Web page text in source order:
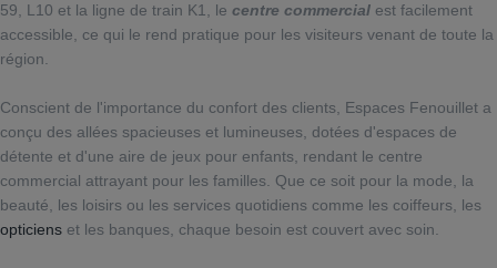
59, L10 et la ligne de train K1, le centre commercial est facilement
accessible, ce qui le rend pratique pour les visiteurs venant de toute la
région.
Conscient de l'importance du confort des clients, Espaces Fenouillet a
conçu des allées spacieuses et lumineuses, dotées d'espaces de
détente et d'une aire de jeux pour enfants, rendant le centre
commercial attrayant pour les familles. Que ce soit pour la mode, la
beauté, les loisirs ou les services quotidiens comme les coiffeurs, les
opticiens et les banques, chaque besoin est couvert avec soin.